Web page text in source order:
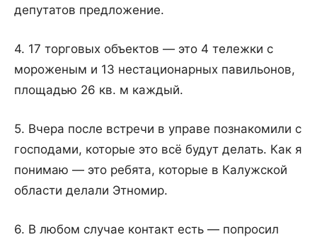
депутатов предложение.
4. 17 торговых объектов — это 4 тележки с
мороженым и 13 нестационарных павильонов,
площадью 26 кв. м каждый.
5. Вчера после встречи в управе познакомили с
господами, которые это всё будут делать. Как я
понимаю — это ребята, которые в Калужской
области делали Этномир.
6. В любом случае контакт есть — попросил